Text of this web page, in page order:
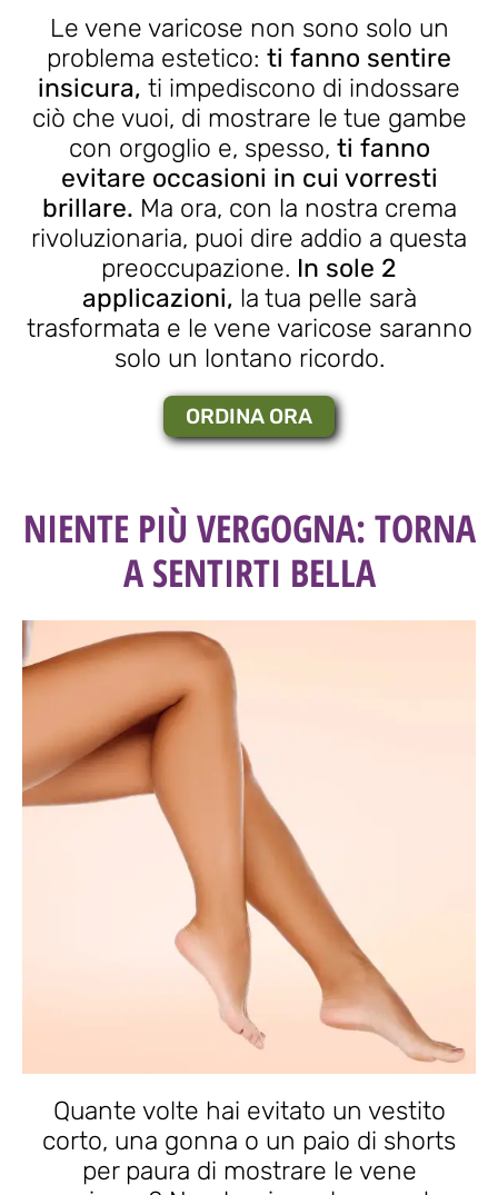
Le vene varicose non sono solo un
problema estetico: ti fanno sentire
insicura, ti impediscono di indossare
ciò che vuoi, di mostrare le tue gambe
con orgoglio e, spesso, ti fanno
evitare occasioni in cui vorresti
brillare. Ma ora, con la nostra crema
rivoluzionaria, puoi dire addio a questa
preoccupazione. In sole 2
applicazioni, la tua pelle sarà
trasformata e le vene varicose saranno
solo un lontano ricordo.
ORDINA ORA
NIENTE PIÙ VERGOGNA: TORNA
A SENTIRTI BELLA
Quante volte hai evitato un vestito
corto, una gonna o un paio di shorts
per paura di mostrare le vene